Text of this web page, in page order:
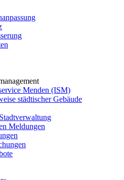
Menden (ISM)
städtischer Gebäude
Meldungen